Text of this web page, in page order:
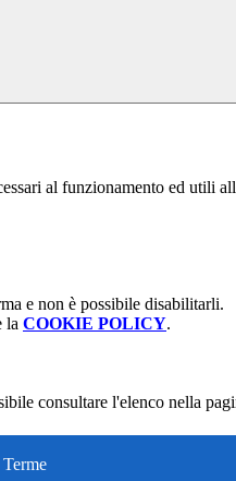
al funzionamento ed utili
e non è possibile disabilitarli.
la COOKIE POLICY.
consultare l'elenco nella